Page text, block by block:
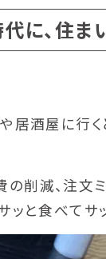
に、住ま
居酒屋に行
削減、注文
ッと食べて